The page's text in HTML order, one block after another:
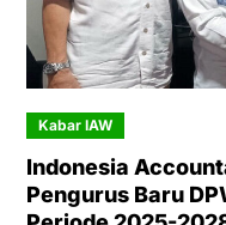
Kabar IAW
Indonesia
Pengurus Baru